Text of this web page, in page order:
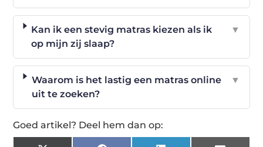
Kan ik een stevig matras kiezen als ik
op mijn zij slaap?
▼
Waarom is het lastig een matras online
uit te zoeken?
▼
Goed artikel? Deel hem dan op: